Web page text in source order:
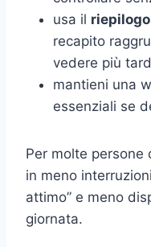
usa il
recapito
vedere più
mantieni una
essenziali se
Per molte persone
in meno
attimo” e meno
giornata.